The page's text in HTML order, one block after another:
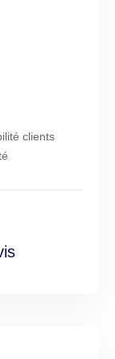
clients